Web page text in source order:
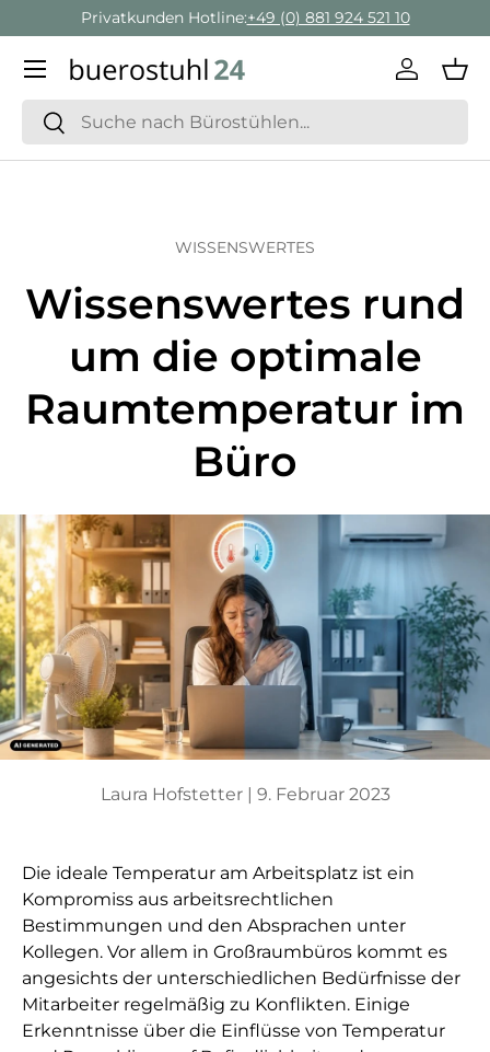
Direkt zum Inhalt
Privatkunden Hotline:+49 (0) 881 924 521 10
Suchen
Suchen
Menü
WISSENSWERTES
Wissenswertes rund
um die optimale
Raumtemperatur im
Büro
Laura Hofstetter | 9. Februar 2023
Die ideale Temperatur am Arbeitsplatz ist ein
Kompromiss aus arbeitsrechtlichen
Bestimmungen und den Absprachen unter
Kollegen. Vor allem in Großraumbüros kommt es
angesichts der unterschiedlichen Bedürfnisse der
Mitarbeiter regelmäßig zu Konflikten. Einige
Erkenntnisse über die Einflüsse von Temperatur